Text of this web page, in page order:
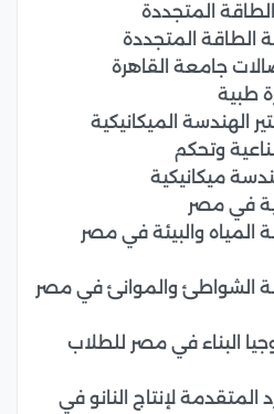
المتجددة
الطاقة المتجددة
جامعة القاهرة
طبية
الميكانيكية
وتحكم
ميكانيكية
في مصر
المياه والبيئة في مصر
الشواطئ والموانئ في مصر
البناء في مصر للطلاب
المتقدمة لإنتاج النانو في